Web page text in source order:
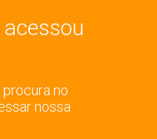
no
nossa